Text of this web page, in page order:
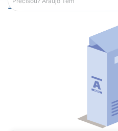
Araujo Medicamentos